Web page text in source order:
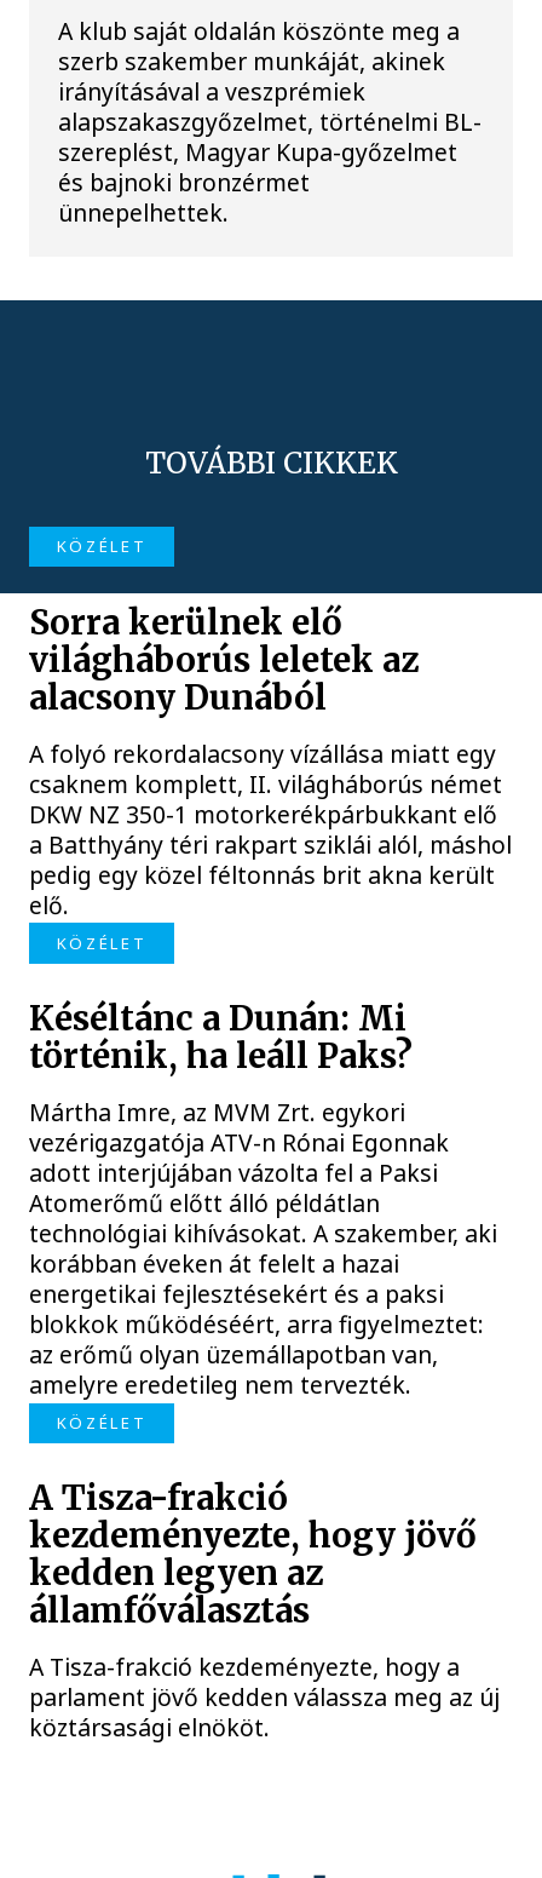
A klub saját oldalán köszönte meg a
szerb szakember munkáját, akinek
irányításával a veszprémiek
alapszakaszgyőzelmet, történelmi BL-
szereplést, Magyar Kupa-győzelmet
és bajnoki bronzérmet
ünnepelhettek.
TOVÁBBI CIKKEK
KÖZÉLET
Sorra kerülnek elő
világháborús leletek az
alacsony Dunából
A folyó rekordalacsony vízállása miatt egy
csaknem komplett, II. világháborús német
DKW NZ 350-1 motorkerékpárbukkant elő
a Batthyány téri rakpart sziklái alól, máshol
pedig egy közel féltonnás brit akna került
elő.
KÖZÉLET
Késéltánc a Dunán: Mi
történik, ha leáll Paks?
Mártha Imre, az MVM Zrt. egykori
vezérigazgatója ATV-n Rónai Egonnak
adott interjújában vázolta fel a Paksi
Atomerőmű előtt álló példátlan
technológiai kihívásokat. A szakember, aki
korábban éveken át felelt a hazai
energetikai fejlesztésekért és a paksi
blokkok működéséért, arra figyelmeztet:
az erőmű olyan üzemállapotban van,
amelyre eredetileg nem tervezték.
KÖZÉLET
A Tisza-frakció
kezdeményezte, hogy jövő
kedden legyen az
államfőválasztás
A Tisza-frakció kezdeményezte, hogy a
parlament jövő kedden válassza meg az új
köztársasági elnököt.